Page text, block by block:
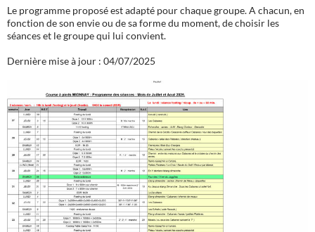
Le programme proposé est adapté pour chaque groupe. A chacun, en
fonction de son envie ou de sa forme du moment, de choisir les
séances et le groupe qui lui convient.
Dernière mise à jour : 04/07/2025